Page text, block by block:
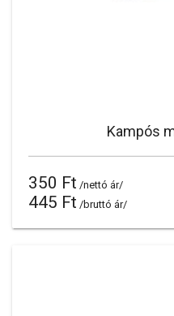
Kampós
350 Ft /nettó ár/
445 Ft /bruttó ár/